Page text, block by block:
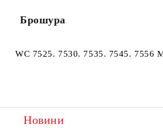
Брошура
WC 7525. 7530. 7535. 7545. 7556
Новини